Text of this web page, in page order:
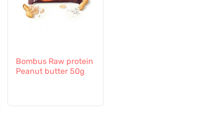
Bombus Raw protein
Peanut butter 50g